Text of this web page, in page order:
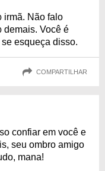
irmã. Não falo
demais. Você é
esqueça disso.
COMPARTILHAR
confiar em você e
seu ombro amigo
mana!